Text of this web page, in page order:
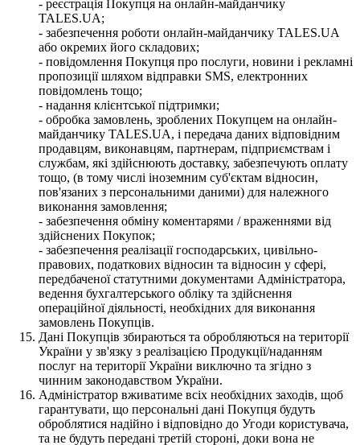
- реєстрація Покупця на онлайн-майданчику
TALES.UA;
- забезпечення роботи онлайн-майданчику TALES.UA
або окремих його складових;
- повідомлення Покупця про послуги, новини і рекламні
пропозиції шляхом відправки SMS, електронних
повідомлень тощо;
- надання клієнтської підтримки;
- обробка замовлень, зроблених Покупцем на онлайн-
майданчику TALES.UA, і передача даних відповідним
продавцям, виконавцям, партнерам, підприємствам і
службам, які здійснюють доставку, забезпечують оплату
тощо, (в тому числі іноземним суб'єктам відносин,
пов'язаних з персональними даними) для належного
виконання замовлення;
- забезпечення обміну коментарями / враженнями від
здійснених Покупок;
- забезпечення реалізації господарських, цивільно-
правових, податкових відносин та відносин у сфері,
передбаченої статутними документами Адміністратора,
ведення бухгалтерського обліку та здійснення
операційної діяльності, необхідних для виконання
замовлень Покупців.
Дані Покупців збираються та обробляються на території
України у зв'язку з реалізацією Продукції/наданням
послуг на території України виключно та згідно з
чинним законодавством України.
Адміністратор вживатиме всіх необхідних заходів, щоб
гарантувати, що персональні дані Покупця будуть
оброблятися надійно і відповідно до Угоди користувача,
та не будуть передані третій стороні, доки вона не